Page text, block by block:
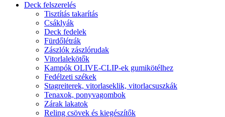
Deck felszerelés
Tisztítás takarítás
Csáklyák
Deck fedelek
Fürdőlétrák
Zászlók zászlórudak
Vitorlalekötők
Kampók OLIVE-CLIP-ek gumikötélhez
Fedélzeti székek
Stagreiterek, vitorlaseklik, vitorlacsuszkák
Tenaxok, ponyvagombok
Zárak lakatok
Reling csövek és kiegészítők